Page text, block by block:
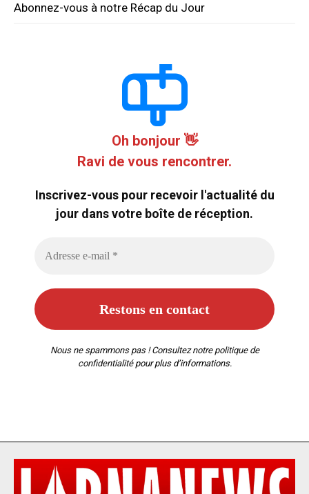
Abonnez-vous à notre Récap du Jour
Oh bonjour 👋
Ravi de vous rencontrer.
Inscrivez-vous pour recevoir l'actualité du
jour dans votre boîte de réception.
Nous ne spammons pas ! Consultez notre politique de
confidentialitépour plus d’informations.